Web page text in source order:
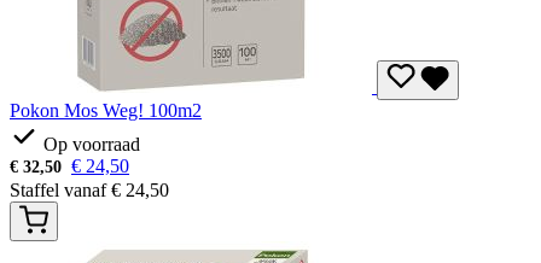
Pokon Mos Weg! 100m2
Op voorraad
€ 32,50 € 24,50
Staffel vanaf€ 24,50